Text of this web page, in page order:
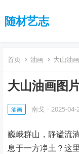
随材艺志
首页 油画 大山油
大山油画图
油画 南戈 · 2025-04-
巍峨群山，静谧流
息于一方净土？这